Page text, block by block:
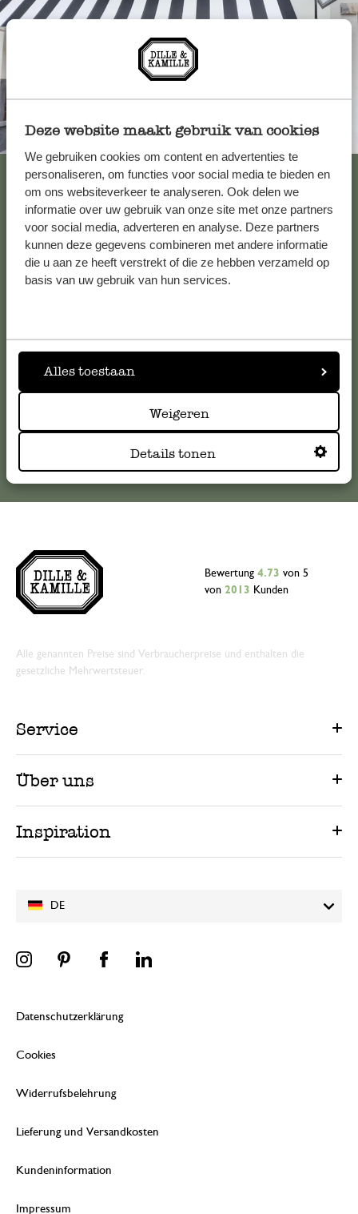
Deze website maakt gebruik van cookies
We gebruiken cookies om content en advertenties te
personaliseren, om functies voor social media te bieden en
om ons websiteverkeer te analyseren. Ook delen we
informatie over uw gebruik van onze site met onze partners
voor social media, adverteren en analyse. Deze partners
kunnen deze gegevens combineren met andere informatie
die u aan ze heeft verstrekt of die ze hebben verzameld op
basis van uw gebruik van hun services.
Alles toestaan
Weigeren
Details tonen
Immer in der Nähe
Alle 62 Geschäfte anzeigen
Kundenservice/Hilfe
Falls Sie Fragen haben oder Tipps und Hilfe brauchen, wenden
kundenservice@dille-kamille.de
DE
Bewertung 4.73 von 5
von 2013 Kunden
Alle genannten Preise sind Verbraucherpreise und enthalten die
gesetzliche Mehrwertsteuer.
Service
Über uns
Inspiration
Datenschutzerklärung
Cookies
Widerrufsbelehrung
Lieferung und Versandkosten
Kundeninformation
Impressum